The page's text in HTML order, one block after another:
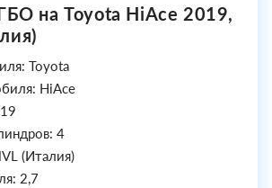
на Toyota HiAce 2019,
Toyota
HiAce
4
(Италия)
2,7